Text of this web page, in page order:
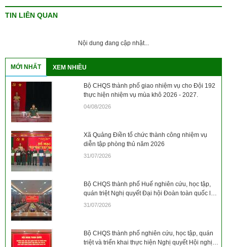
TIN LIÊN QUAN
Nội dung đang cập nhật...
MỚI NHẤT XEM NHIỀU
Bộ CHQS thành phố giao nhiệm vụ cho Đội 192
thực hiện nhiệm vụ mùa khô 2026 - 2027.
04/08/2026
Xã Quảng Điền tổ chức thành công nhiệm vụ
diễn tập phòng thủ năm 2026
31/07/2026
Bộ CHQS thành phố Huế nghiên cứu, học tập,
quán triệt Nghị quyết Đại hội Đoàn toàn quốc lần
thứ XIII, nhiệm kỳ 2026 - 2031
31/07/2026
Bộ CHQS thành phố nghiên cứu, học tập, quán
triệt và triển khai thực hiện Nghị quyết Hội nghị